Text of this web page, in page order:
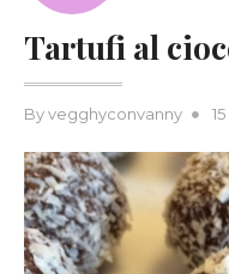
Tartufi al
Byvegghyconvanny